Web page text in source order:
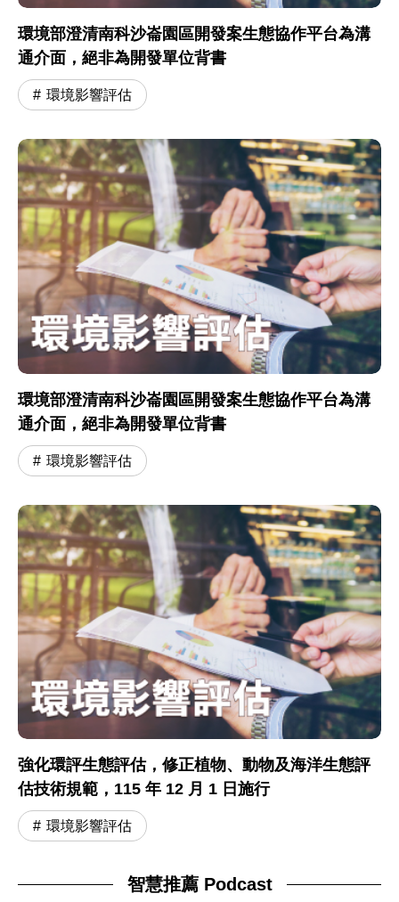
環境部澄清南科沙崙園區開發案生態協作平台為溝
通介面，絕非為開發單位背書
環境影響評估
環境部澄清南科沙崙園區開發案生態協作平台為溝
通介面，絕非為開發單位背書
環境影響評估
強化環評生態評估，修正植物、動物及海洋生態評
估技術規範，115 年 12 月 1 日施行
環境影響評估
智慧推薦 Podcast